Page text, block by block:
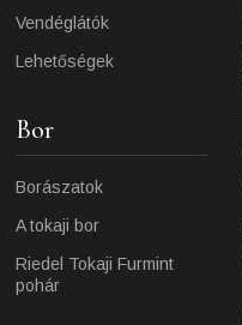
Vendéglátók
Lehetőségek
Bor
Borászatok
A tokaji bor
Riedel Tokaji Furmint
pohár